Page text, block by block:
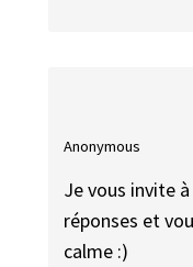
Anonymous
Je vous invite
réponses et
calme :)